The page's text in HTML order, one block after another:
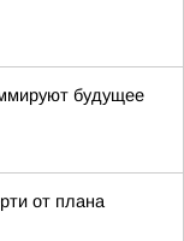
будущее
от плана